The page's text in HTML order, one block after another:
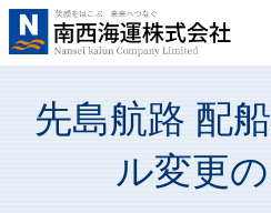
先島航路 配
ル変更